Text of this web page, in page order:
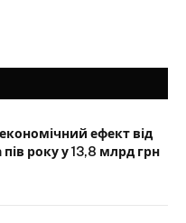
ефект від
пів року у 13,8 млрд грн